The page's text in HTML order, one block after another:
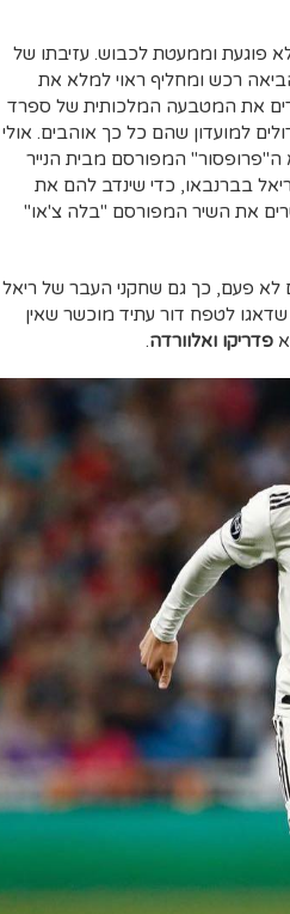
פוגעת וממעטת לכבוש. עזיבתו של
רכש ומחליף ראוי למלא את
את המטבעה המלכותית של ספרד
למועדון שהם כל כך אוהבים. אולי
המפורסם מבית הנייר
בברנבאו, כדי שינדב להם את
את השיר המפורסם "בלה צ'או"
לא פעם, כך גם שחקני העבר של ריאל
שדאגו לטפח דור עתיד מוכשר שאין
פדריקו ואלוורדה.